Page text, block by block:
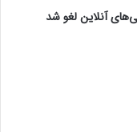
آنلاین لغو شد